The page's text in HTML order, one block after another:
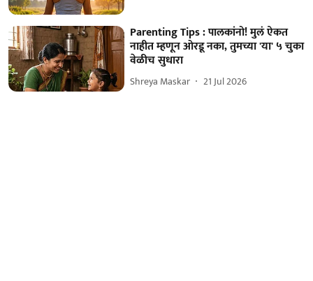
Parenting Tips : पालकांनो! मुलं ऐकत
नाहीत म्हणून ओरडू नका, तुमच्या 'या' ५ चुका
वेळीच सुधारा
Shreya Maskar 21 Jul 2026